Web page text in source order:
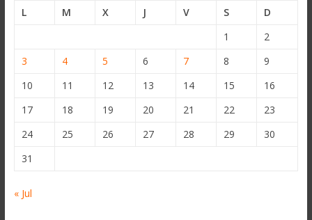
L
M X J V S
D
1
2
3
4 5 6 7 8
9
10
11 12 13 14 15
16
17
18 19 20 21 22
23
24
25 26 27 28 29
30
31
« Jul